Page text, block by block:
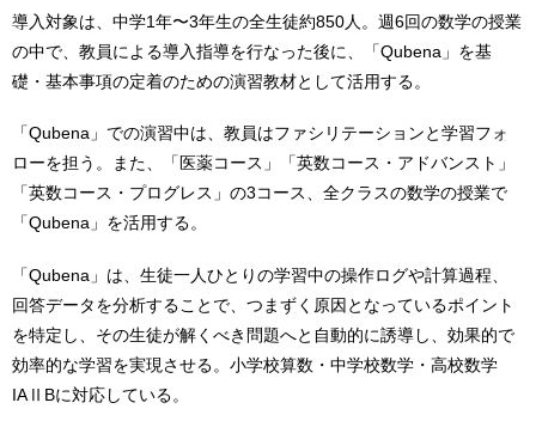
導入対象は、中学1年〜3年生の全生徒約850人。週6回の数学の授業
の中で、教員による導入指導を行なった後に、「Qubena」を基
礎・基本事項の定着のための演習教材として活用する。
「Qubena」での演習中は、教員はファシリテーションと学習フォ
ローを担う。また、「医薬コース」「英数コース・アドバンスト」
「英数コース・プログレス」の3コース、全クラスの数学の授業で
「Qubena」を活用する。
「Qubena」は、生徒一人ひとりの学習中の操作ログや計算過程、
回答データを分析することで、つまずく原因となっているポイント
を特定し、その生徒が解くべき問題へと自動的に誘導し、効果的で
効率的な学習を実現させる。小学校算数・中学校数学・高校数学
IAⅡBに対応している。